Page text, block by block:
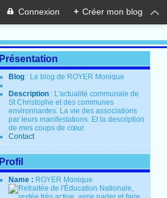
Connexion + Créer mon blog
Présentation
Blog : Le blog de ROYER Monique
Description : L'actualité communale de
St Christophe et des communes
environnantes. La vie des associations
par leurs manifestations. Et la description
de mes coups de cœur.
Contact
Profil
Name : ROYER Monique